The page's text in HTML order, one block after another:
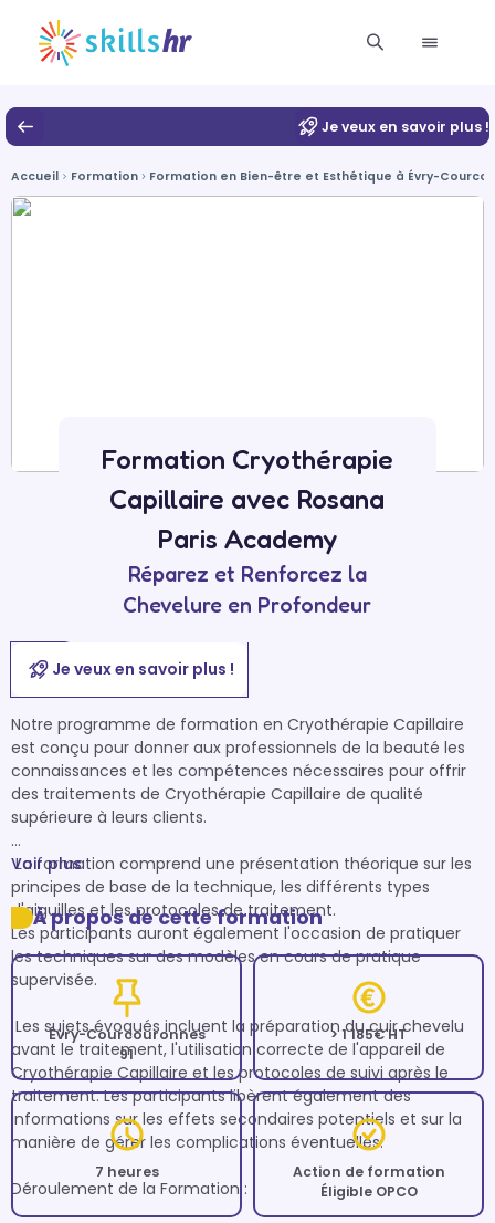
Je veux en savoir plus !
Accueil Formation Formation en Bien-être et Esthétique à Évry-
Formation Cryothérapie
Capillaire avec Rosana
Paris Academy
Réparez et Renforcez la
Chevelure en Profondeur
Je veux en savoir plus !
Notre programme de formation en Cryothérapie Capillaire
est conçu pour donner aux professionnels de la beauté les
connaissances et les compétences nécessaires pour offrir
des traitements de Cryothérapie Capillaire de qualité
supérieure à leurs clients.
La formation comprend une présentation théorique sur les
principes de base de la technique, les différents types
d'aiguilles et les protocoles de traitement.
Les participants auront également l'occasion de pratiquer
les techniques sur des modèles en cours de pratique
supervisée.
Les sujets évoqués incluent la préparation du cuir chevelu
avant le traitement, l'utilisation correcte de l'appareil de
Cryothérapie Capillaire et les protocoles de suivi après le
traitement. Les participants libèrent également des
informations sur les effets secondaires potentiels et sur la
manière de gérer les complications éventuelles.
Déroulement de la Formation :
Voir plus
À propos de cette formation
Évry-Courcouronnes
91
> 1 185€ HT
7 heures
Action de formation
Éligible OPCO